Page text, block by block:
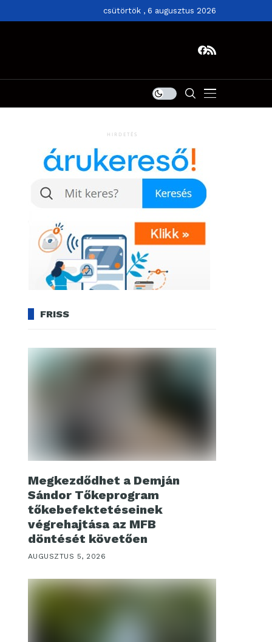
csütörtök , 6 augusztus 2026
HIRDETÉS
FRISS
Megkezdődhet a Demján
Sándor Tőkeprogram
tőkebefektetéseinek
végrehajtása az MFB
döntését követően
AUGUSZTUS 5, 2026